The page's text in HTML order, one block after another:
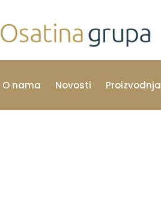
O nama Novosti Proizvodnja